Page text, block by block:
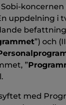
Sobi-
uppdelning i
”) och
”
med